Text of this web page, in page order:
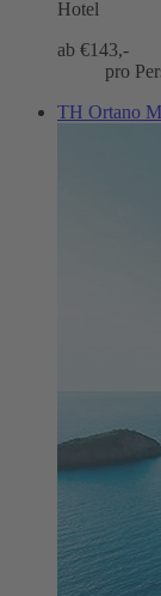
Hotel
ab €143,-
pro
TH Ortano